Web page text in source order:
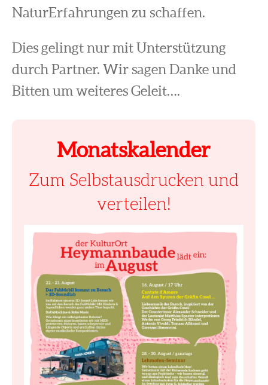
NaturErfahrungen zu schaffen.
Dies gelingt nur mit Unterstützung
durch Partner. Wir sagen Danke und
Bitten um weiteres Geleit….
Monatskalender
Zum Selbstausdrucken und
verteilen!